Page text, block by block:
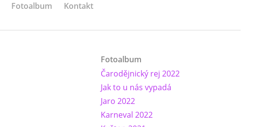
Fotoalbum Kontakt
Fotoalbum
Čarodějnický rej 2022
Jak to u nás vypadá
Jaro 2022
Karneval 2022